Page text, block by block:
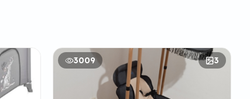
3009 3